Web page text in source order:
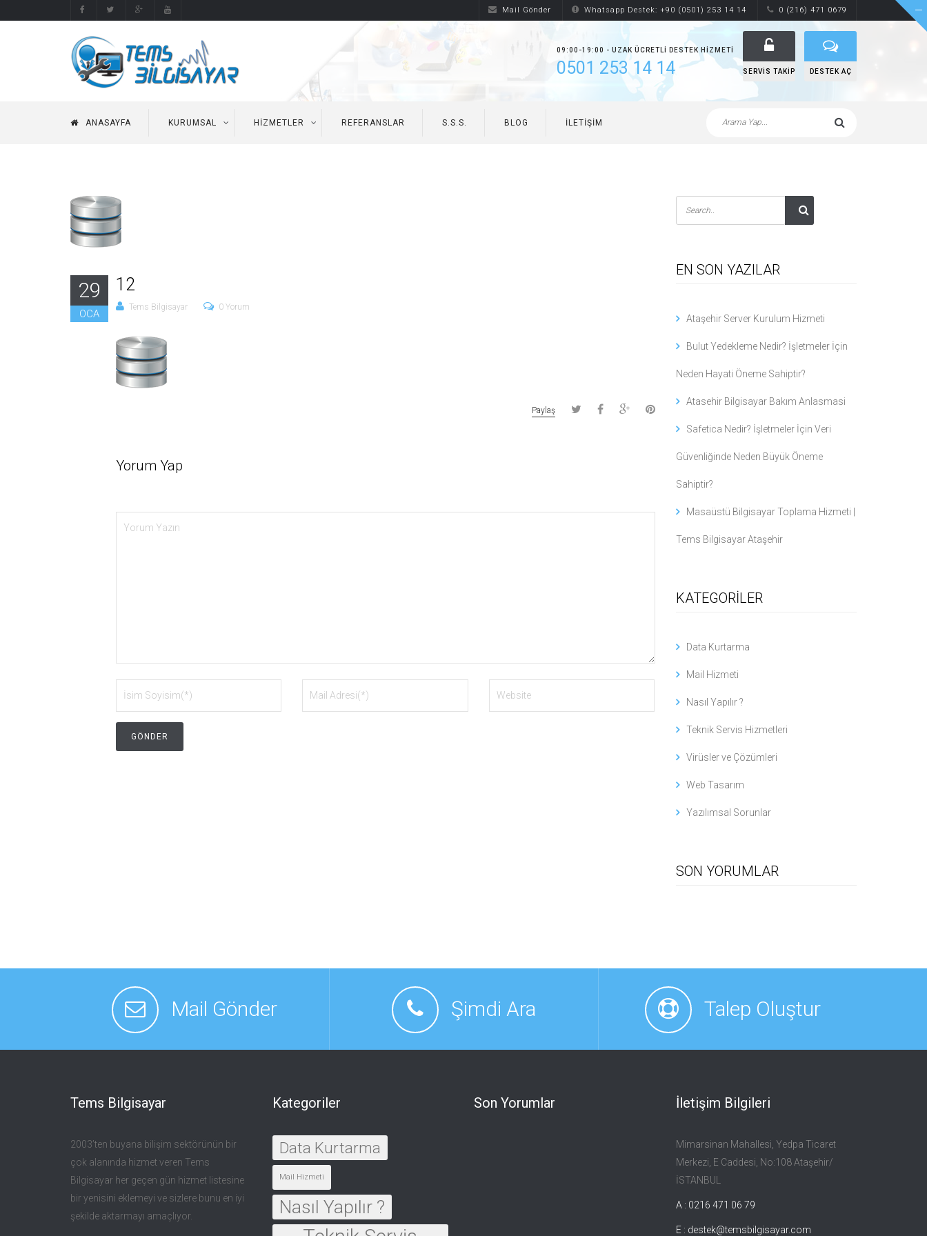
Mail Gönder Whatsapp Destek: +90 (0501) 253 14 14 0 (216) 471 0679
09:00-19:00 - UZAK ÜCRETLI DESTEK HIZMETI
0501 253 14 14 SERVIS TAKIP DESTEK AÇ
ANASAYFA KURUMSAL HIZMETLER REFERANSLAR S.S.S. BLOG İLETIŞIM
29
OCA
12
Tems Bilgisayar 0 Yorum
Paylaş
Yorum Yap
EN SON YAZILAR
Ataşehir Server Kurulum Hizmeti
Bulut Yedekleme Nedir? İşletmeler İçin
Neden Hayati Öneme Sahiptir?
Atasehir Bilgisayar Bakım Anlasmasi
Safetica Nedir? İşletmeler İçin Veri
Güvenliğinde Neden Büyük Öneme
Sahiptir?
Masaüstü Bilgisayar Toplama Hizmeti |
Tems Bilgisayar Ataşehir
KATEGORİLER
Data Kurtarma
Mail Hizmeti
Nasıl Yapılır ?
Teknik Servis Hizmetleri
Virüsler ve Çözümleri
Web Tasarım
Yazılımsal Sorunlar
SON YORUMLAR
Mail Gönder Şimdi Ara Talep Oluştur
Tems Bilgisayar
2003’ten buyana bilişim sektörünün bir
çok alanında hizmet veren Tems
Bilgisayar her geçen gün hizmet listesine
bir yenisini eklemeyi ve sizlere bunu en iyi
şekilde aktarmayı amaçlıyor.
Kategoriler
Data Kurtarma
Mail Hizmeti
Nasıl Yapılır ?
Son Yorumlar İletişim Bilgileri
Mimarsinan Mahallesi, Yedpa Ticaret
Merkezi, E Caddesi, No:108 Ataşehir/
İSTANBUL
A : 0216 471 06 79
E : destek@temsbilgisayar.com